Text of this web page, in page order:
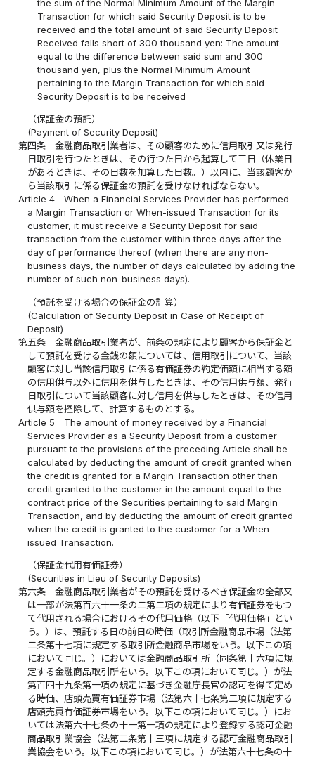
the sum of the Normal Minimum Amount of the Margin
Transaction for which said Security Deposit is to be
received and the total amount of said Security Deposit
Received falls short of 300 thousand yen: The amount
equal to the difference between said sum and 300
thousand yen, plus the Normal Minimum Amount
pertaining to the Margin Transaction for which said
Security Deposit is to be received
（保証金の預託）
(Payment of Security Deposit)
第四条
金融商品取引業者は、その顧客のために信用取引又は発行
日取引を行つたときは、その行つた日から起算して三日（休業日
があるときは、その日数を加算した日数。）以内に、当該顧客か
ら当該取引に係る保証金の預託を受けなければならない。
Article 4
When a Financial Services Provider has performed
a Margin Transaction or When-issued Transaction for its
customer, it must receive a Security Deposit for said
transaction from the customer within three days after the
day of performance thereof (when there are any non-
business days, the number of days calculated by adding the
number of such non-business days).
（預託を受ける場合の保証金の計算）
(Calculation of Security Deposit in Case of Receipt of
Deposit)
第五条
金融商品取引業者が、前条の規定により顧客から保証金と
して預託を受ける金銭の額については、信用取引について、当該
顧客に対し当該信用取引に係る有価証券の約定価額に相当する額
の信用供与以外に信用を供与したときは、その信用供与額、発行
日取引について当該顧客に対し信用を供与したときは、その信用
供与額を控除して、計算するものとする。
Article 5
The amount of money received by a Financial
Services Provider as a Security Deposit from a customer
pursuant to the provisions of the preceding Article shall be
calculated by deducting the amount of credit granted when
the credit is granted for a Margin Transaction other than
credit granted to the customer in the amount equal to the
contract price of the Securities pertaining to said Margin
Transaction, and by deducting the amount of credit granted
when the credit is granted to the customer for a When-
issued Transaction.
（保証金代用有価証券）
(Securities in Lieu of Security Deposits)
第六条
金融商品取引業者がその預託を受けるべき保証金の全部又
は一部が法第百六十一条の二第二項の規定により有価証券をもつ
て代用される場合におけるその代用価格（以下「代用価格」とい
う。）は、預託する日の前日の時価（取引所金融商品市場（法第
二条第十七項に規定する取引所金融商品市場をいう。以下この項
において同じ。）においては金融商品取引所（同条第十六項に規
定する金融商品取引所をいう。以下この項において同じ。）が法
第百四十九条第一項の規定に基づき金融庁長官の認可を得て定め
る時価、店頭売買有価証券市場（法第六十七条第二項に規定する
店頭売買有価証券市場をいう。以下この項において同じ。）にお
いては法第六十七条の十一第一項の規定により登録する認可金融
商品取引業協会（法第二条第十三項に規定する認可金融商品取引
業協会をいう。以下この項において同じ。）が法第六十七条の十